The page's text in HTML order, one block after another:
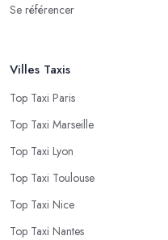
Se référencer
Villes Taxis
Top Taxi Paris
Top Taxi Marseille
Top Taxi Lyon
Top Taxi Toulouse
Top Taxi Nice
Top Taxi Nantes